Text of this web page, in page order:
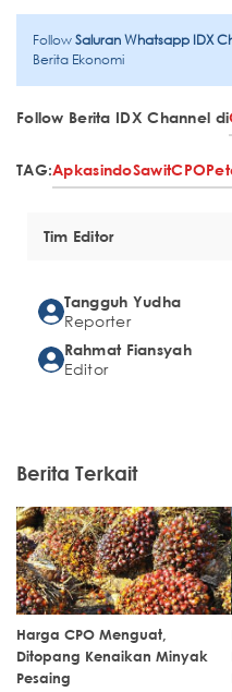
FollowSaluran Whatsapp IDX
Berita Ekonomi
Follow Berita IDX Channel di
TAG:ApkasindoSawitCPO
Tim Editor
Tangguh Yudha
Reporter
Rahmat Fiansyah
Editor
Berita Terkait
Harga CPO Menguat,
Ditopang Kenaikan Minyak
Pesaing